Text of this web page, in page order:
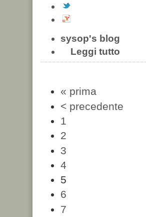
sysop's blog
Leggi tutto
« prima
< precedente
1
2
3
4
5
6
7